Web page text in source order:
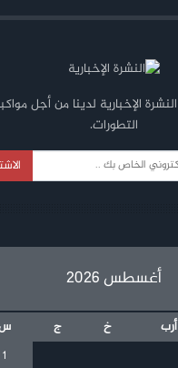
الإخبارية لدينا من أجل
التطورات.
أغسطس 2026
أرب خ ج
1